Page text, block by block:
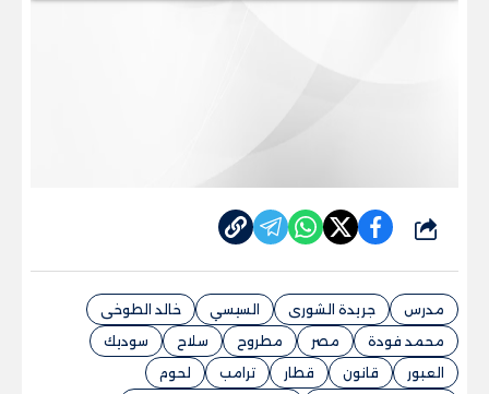
شارك
مدرس جريدة الشورى السيسي
خالد الطوخى
محمد فودة
مصر مطروح سلاح
سوديك
العبور
قانون قطار ترامب
لحوم